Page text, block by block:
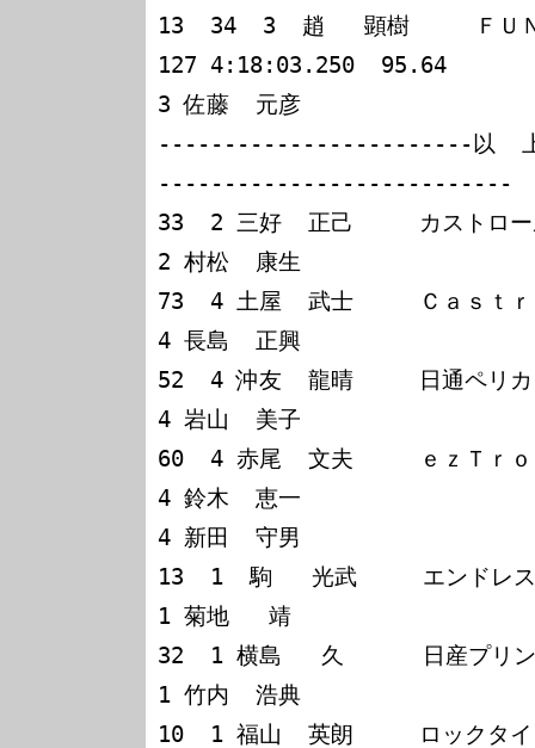
13  34  3  趙   顕樹     ＦＵＮＴ
127 4:18:03.250  95.64
3 佐藤  元彦
------------------------以  上
---------------------------
33  2 三好  正己     カストロ
2 村松  康生
73  4 土屋  武士     Ｃａｓｔ
4 長島  正興
52  4 沖友  龍晴     日通ペリ
4 岩山  美子
60  4 赤尾  文夫     ｅｚＴｒｏ
4 鈴木  恵一
4 新田  守男
13  1  駒   光武     エンドレ
1 菊地   靖
32  1 横島   久      日産プリン
1 竹内  浩典
10  1 福山  英朗     ロックタ